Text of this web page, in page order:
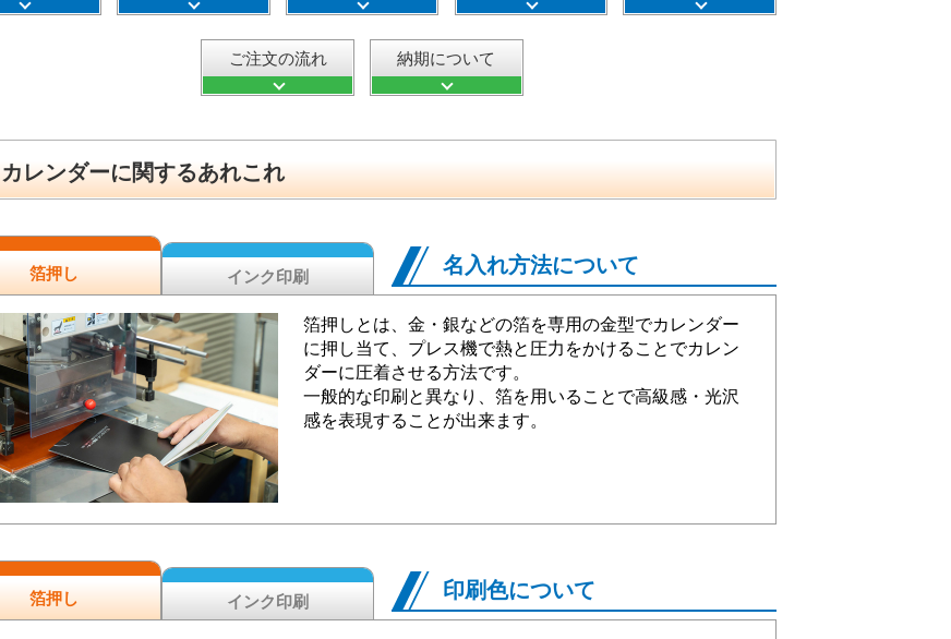
ご注文の流れ 納期について
カレンダーに関するあれこれ
名入れ方法について
箔押し インク印刷
箔押しとは、金・銀などの箔を専用の金型でカレンダー
に押し当て、プレス機で熱と圧力をかけることでカレン
ダーに圧着させる方法です。
一般的な印刷と異なり、箔を用いることで高級感・光沢
感を表現することが出来ます。
印刷色について
箔押し インク印刷